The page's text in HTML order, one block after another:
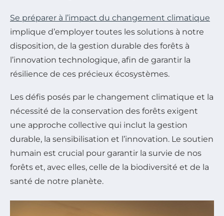
Se préparer à l’impact du changement climatique
implique d’employer toutes les solutions à notre
disposition, de la gestion durable des forêts à
l’innovation technologique, afin de garantir la
résilience de ces précieux écosystèmes.
Les défis posés par le changement climatique et la
nécessité de la conservation des forêts exigent
une approche collective qui inclut la gestion
durable, la sensibilisation et l’innovation. Le soutien
humain est crucial pour garantir la survie de nos
forêts et, avec elles, celle de la biodiversité et de la
santé de notre planète.